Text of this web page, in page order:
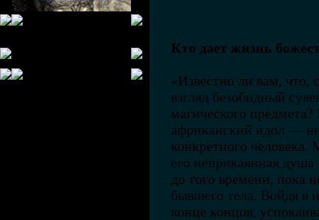
Кто дает жизнь
«Известно ли вам, что,
взгляд безобидный
магического
африканский идол —
конкретного
его неприкаянная душа
до того времени, пока
бывшего тела. Войдя в
конце концов,